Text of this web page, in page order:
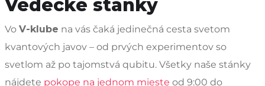
Vedecké stánky
Vo V-klube na vás čaká jedinečná cesta svetom
kvantových javov – od prvých experimentov so
svetlom až po tajomstvá qubitu. Všetky naše stánky
nájdete pokope na jednom mieste od 9:00 do